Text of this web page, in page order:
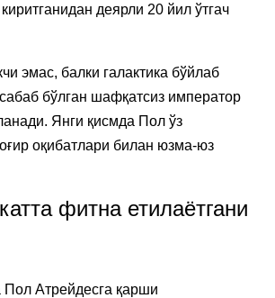
деярли 20 йил ўтгач
эмас, балки галактика бўйлаб
бўлган шафқатсиз император
Янги қисмда Пол ўз
оқибатлари билан юзма-юз
фитна етилаётгани
Атрейдесга қарши